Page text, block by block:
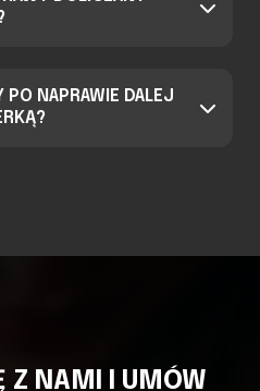
NAPRAWIE DALEJ
Z NAMI I UMÓW